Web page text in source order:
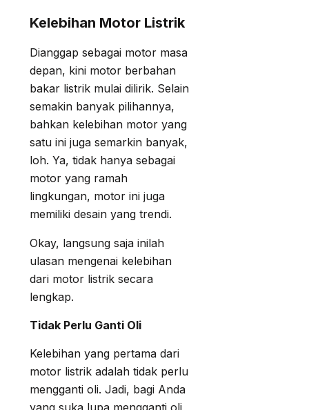
Kelebihan Motor Listrik
Dianggap sebagai motor masa
depan, kini motor berbahan
bakar listrik mulai dilirik. Selain
semakin banyak pilihannya,
bahkan kelebihan motor yang
satu ini juga semarkin banyak,
loh. Ya, tidak hanya sebagai
motor yang ramah
lingkungan, motor ini juga
memiliki desain yang trendi.
Okay, langsung saja inilah
ulasan mengenai kelebihan
dari motor listrik secara
lengkap.
Tidak Perlu Ganti Oli
Kelebihan yang pertama dari
motor listrik adalah tidak perlu
mengganti oli. Jadi, bagi Anda